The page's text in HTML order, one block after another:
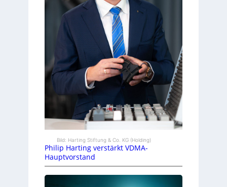
Bild: Harting Stiftung & Co. KG (Holding)
Philip Harting verstärkt VDMA-
Hauptvorstand